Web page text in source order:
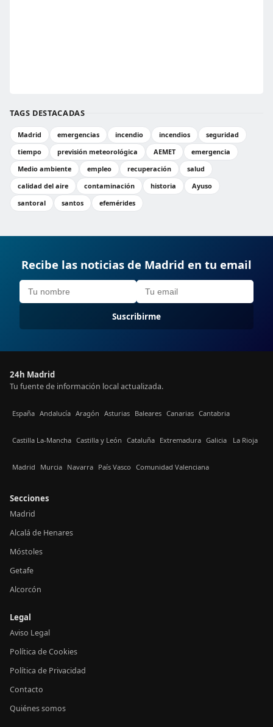
TAGS DESTACADAS
Madrid emergencias incendio incendios
seguridad
tiempo
previsión meteorológica AEMET
emergencia
Medio ambiente
empleo recuperación
salud
calidad del aire
contaminación historia
Ayuso
santoral
santos efemérides
Recibe las noticias de Madrid en tu email
Suscribirme
24h Madrid
Tu fuente de información local actualizada.
España Andalucía Aragón Asturias Baleares Canarias Cantabria
Castilla La-Mancha Castilla y León Cataluña Extremadura Galicia La Rioja
Madrid Murcia Navarra País Vasco Comunidad Valenciana
Secciones
Madrid
Alcalá de Henares
Móstoles
Getafe
Alcorcón
Legal
Aviso Legal
Política de Cookies
Política de Privacidad
Contacto
Quiénes somos